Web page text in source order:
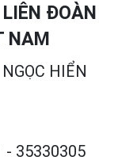
ĐOÀN
NAM
HIỂN
- 35330305